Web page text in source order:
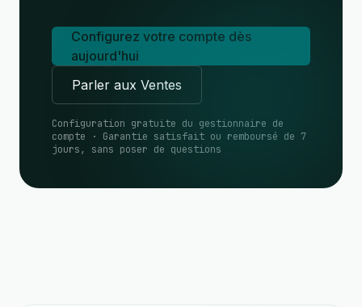
Configurez votre compte dès
aujourd'hui
Parler aux Ventes
Configuration gratuite du gestionnaire de
compte · Garantie satisfait ou remboursé de 7
jours, sans poser de questions